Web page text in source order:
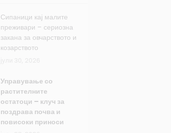
Сипаници кај малите
преживари – сериозна
закана за овчарството и
козарството
Управување со
растителните
остатоци – клуч за
поздрава почва и
повисоки приноси